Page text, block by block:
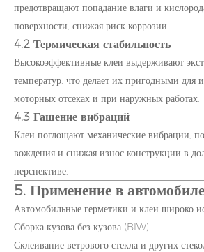
предотвращают попадание влаги и
поверхности, снижая риск коррозии.
4.2 Термическая стабильность
Высокоэффективные клеи выдерживают
температур, что делает их пригодными для
моторных отсеках и при наружных работах.
4.3 Гашение вибраций
Клеи поглощают механические вибрации,
вождения и снижая износ конструкции в
перспективе.
5. Применение в
Автомобильные герметики и клеи широко
Сборка кузова без кузова (BIW)
Склеивание ветрового стекла и других